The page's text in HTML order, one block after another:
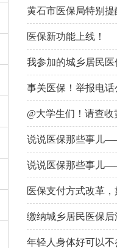
黄石市医保局特别
医保新功能上线！
我参加的城乡居民
事关医保！举报电
@大学生们！请查
说说医保那些事儿
说说医保那些事儿
医保支付方式改革
缴纳城乡居民医保
年轻人身体好可以